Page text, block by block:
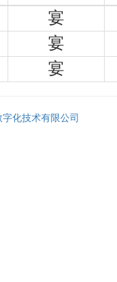
宴
宴
宴
化技术有限公司